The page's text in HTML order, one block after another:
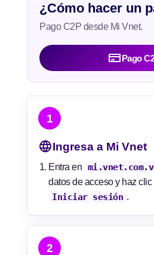
¿Cómo hacer un
Pago C2P desde Mi Vnet.
Pago
1
Ingresa a Mi Vnet
Entra en
datos de acceso y haz clic
Iniciar sesión .
2